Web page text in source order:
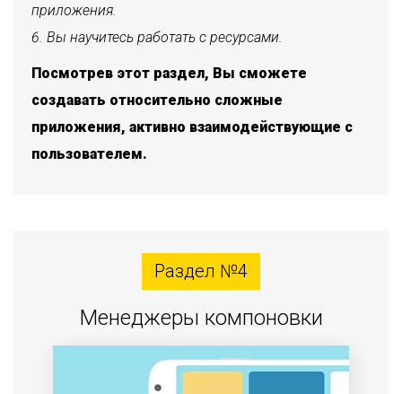
приложения.
Вы научитесь работать с ресурсами.
Посмотрев этот раздел, Вы сможете
создавать относительно сложные
приложения, активно взаимодействующие с
пользователем.
Раздел №4
Менеджеры компоновки